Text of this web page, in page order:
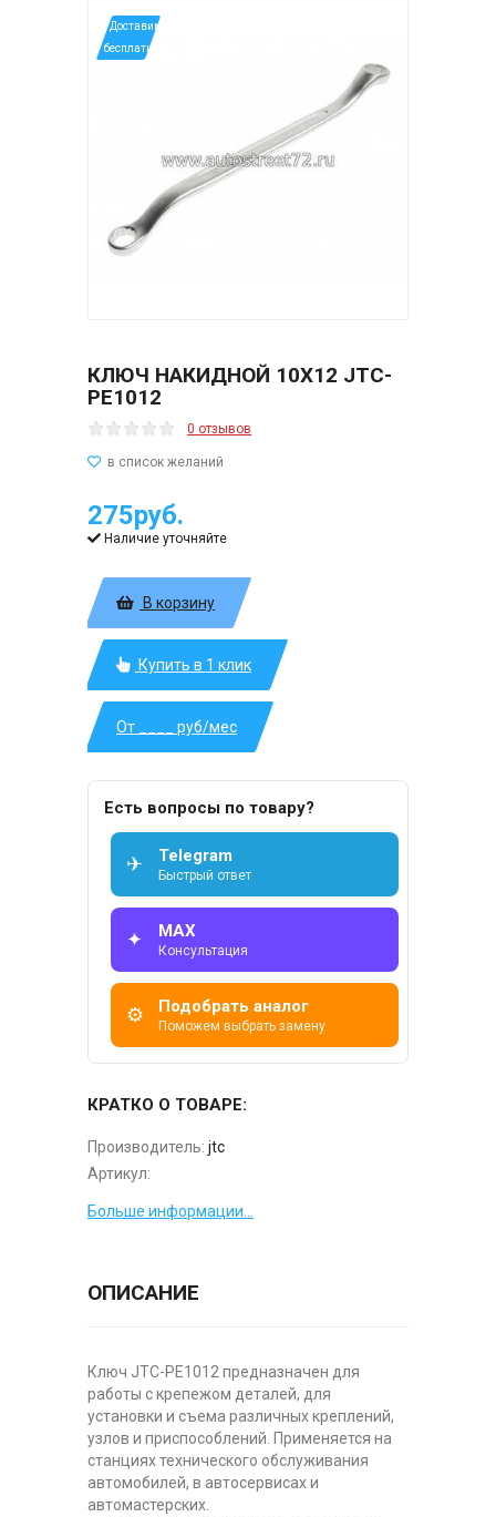
*Доставим
бесплатно
КЛЮЧ НАКИДНОЙ 10Х12 JTC-
PE1012
0 отзывов
275руб.
Наличие уточняйте
В корзину
Купить в 1 клик
От ____ руб/мес
Есть вопросы по товару?
✈ Telegram
Быстрый ответ
✦ MAX
Консультация
⚙ Подобрать аналог
Поможем выбрать замену
КРАТКО О ТОВАРЕ:
Производитель: jtc
Артикул:
Больше информации...
ОПИСАНИЕ
Ключ JTC-PE1012 предназначен для
работы с крепежом деталей, для
установки и съема различных креплений,
узлов и приспособлений. Применяется на
станциях технического обслуживания
автомобилей, в автосервисах и
автомастерских.